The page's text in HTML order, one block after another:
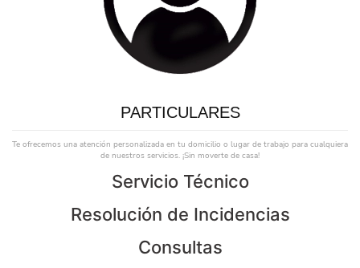
PARTICULARES
Te ofrecemos una atención personalizada en tu domicilio o lugar de trabajo para cualquiera
de nuestros servicios. ¡Sin moverte de casa!
Servicio Técnico
Resolución de Incidencias
Consultas